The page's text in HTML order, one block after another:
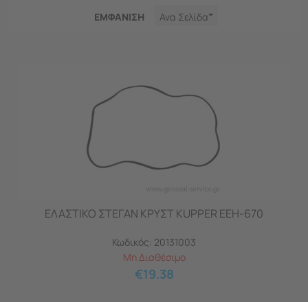
ΕΜΦΑNΙΣΗ Ανα Σελίδα
ΕΛΑΣΤΙΚΟ ΣΤΕΓΑΝ ΚΡΥΣΤ KUPPER EEH-670
Κωδικός: 20131003
Μη Διαθέσιμο
€19.38